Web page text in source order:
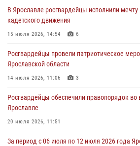
Ярославские росгвардейцы за прошедшую
более 300 выездов по сигналам «тревога»
03 августа 2026, 07:09
Росгвардейцы оказали помощь
празднования Дня ВДВ в Ярославле
03 августа 2026, 06:20
За период с 20 июля по 26 июля 2026 года
Росгвардейцы изъяли 41 единицу
нарушением законодательства
В Ярославле росгвардейцы исполнили мечту
кадетского движения
15 июля 2026, 14:54 6
Росгвардейцы провели патриотическое
Ярославской области
14 июля 2026, 11:06 3
Росгвардейцы обеспечили правопорядок во
Ярославле
20 июля 2026, 11:51
За период с 06 июля по 12 июля 2026 года